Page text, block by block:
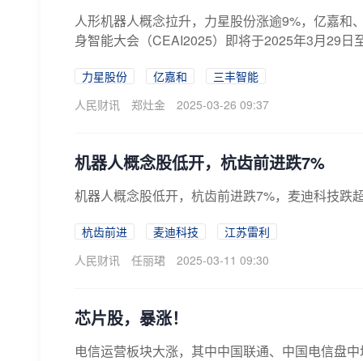
人形机器人概念拉升，力星股份涨逾9%，亿嘉和
身智能大会（CEAI2025）即将于2025年3月29
力星股份 亿嘉和
三丰智能
人民财讯
郑灶金 2025-03-26 09:37
机器人概念股低开，杭齿前进跌7%
机器人概念股低开，杭齿前进跌7%，麦迪科技跌
杭齿前进 麦迪科技
江苏雷利
人民财讯
任丽珺 2025-03-11 09:30
芯片股，暴涨！
电信运营板块大涨，其中中国联通、中国电信盘